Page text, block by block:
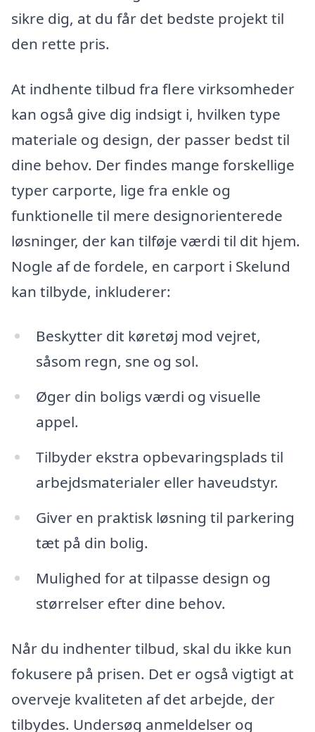
sikre dig, at du får det bedste projekt til
den rette pris.
At indhente tilbud fra flere virksomheder
kan også give dig indsigt i, hvilken type
materiale og design, der passer bedst til
dine behov. Der findes mange forskellige
typer carporte, lige fra enkle og
funktionelle til mere designorienterede
løsninger, der kan tilføje værdi til dit hjem.
Nogle af de fordele, en carport i Skelund
kan tilbyde, inkluderer:
Beskytter dit køretøj mod vejret,
såsom regn, sne og sol.
Øger din boligs værdi og visuelle
appel.
Tilbyder ekstra opbevaringsplads til
arbejdsmaterialer eller haveudstyr.
Giver en praktisk løsning til parkering
tæt på din bolig.
Mulighed for at tilpasse design og
størrelser efter dine behov.
Når du indhenter tilbud, skal du ikke kun
fokusere på prisen. Det er også vigtigt at
overveje kvaliteten af det arbejde, der
tilbydes. Undersøg anmeldelser og